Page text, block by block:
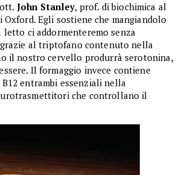
John Stanley, prof. di biochimica al
Egli sostiene che mangiandolo
letto ci addormenteremo senza
al triptofano contenuto nella
il nostro cervello produrrà serotonina,
Il formaggio invece contiene
entrambi essenziali nella
che controllano il